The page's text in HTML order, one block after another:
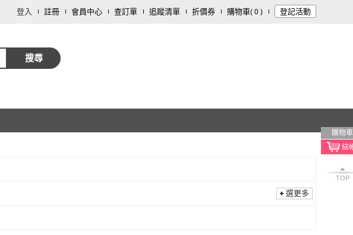
登入 註冊 會員中心 查訂單 追蹤清單 折價券 購物車( 0 ) 登記活動
搜尋
購物車
TOP
選更多